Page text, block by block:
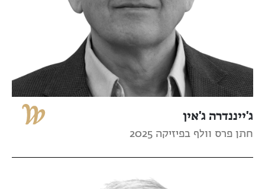
ג'ייננדרה ג'אין
חתן פרס וולף בפיזיקה 2025